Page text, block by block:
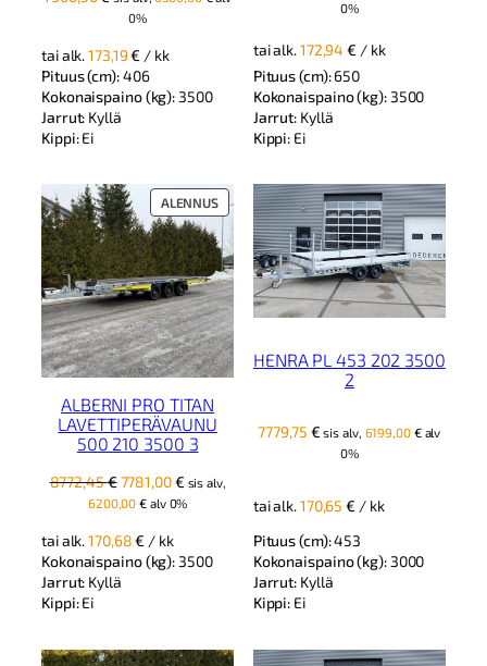
0%
tai alk.173,19€ / kk
Pituus (cm):406
Kokonaispaino (kg): 3500
Jarrut: Kyllä
Kippi:Ei
0%
tai alk.172,94€ / kk
Pituus (cm):650
Kokonaispaino (kg): 3500
Jarrut: Kyllä
Kippi: Ei
ALENNUSTUOTE
ALENNUKSESSA
ALBERNI PRO TITAN
LAVETTIPERÄVAUNU
500 210 3500 3
8772,45€Alkuperäinen
hinta
8772,45 €.
7781,00€Nykyinen
hinta
sis alv,
6200,00€ alv 0%
tai alk.170,68€ / kk
Kokonaispaino (kg): 3500
Jarrut: Kyllä
Kippi:Ei
HENRA PL 453 202 3500
2
7779,75 € sis alv, 6199,00 €alv
0%
tai alk.170,65€ / kk
Pituus (cm):453
Kokonaispaino (kg): 3000
Jarrut: Kyllä
Kippi: Ei